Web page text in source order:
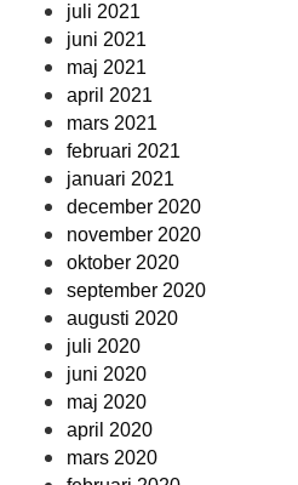
juli 2021
juni 2021
maj 2021
april 2021
mars 2021
februari 2021
januari 2021
december 2020
november 2020
oktober 2020
september 2020
augusti 2020
juli 2020
juni 2020
maj 2020
april 2020
mars 2020